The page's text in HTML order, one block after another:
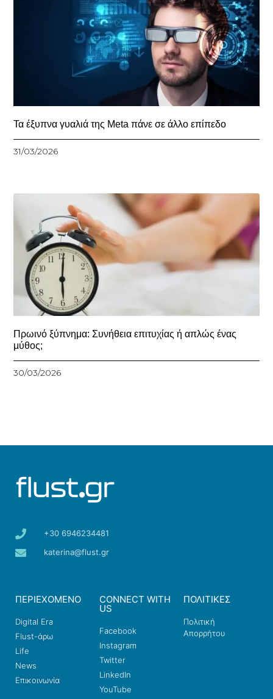
Τα έξυπνα γυαλιά της Meta πάνε σε άλλο επίπεδο
31/03/2026
Πρωινό ξύπνημα: Συνήθεια επιτυχίας ή απλώς ένας
μύθος;
30/03/2026
+30 6946234481
katerina@flust.gr
ΠΕΡΙΕΧΟΜΕΝΟ
Digital Era
Flust-άρω
Life
News
Επικοινωνία
CONNECT WITH
US
Facebook
Instagram
Twitter
LinkedIn
YouTube
ΠΟΛΙΤΙΚΕΣ
Πολιτική
Απορρήτου